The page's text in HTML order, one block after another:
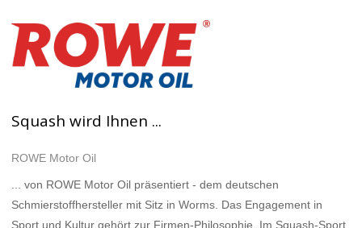
Squash wird Ihnen ...
ROWE Motor Oil
... von ROWE Motor Oil präsentiert - dem deutschen
Schmierstoffhersteller mit Sitz in Worms. Das Engagement in
Sport und Kultur gehört zur Firmen-Philosophie. Im Squash-Sport